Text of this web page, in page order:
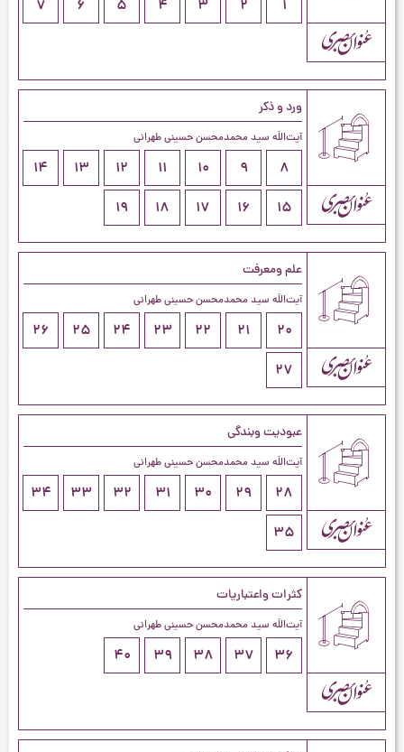
1
2
3
4
5
6
7
ورد و ذکر
آیت‌اللَه سید محمدمحسن حسینی طهرانی
8
9
10
11
12
13
14
15
16
17
18
19
علم ومعرفت
آیت‌اللَه سید محمدمحسن حسینی طهرانی
20
21
22
23
24
25
26
27
عبودیت وبندگی
آیت‌اللَه سید محمدمحسن حسینی طهرانی
28
29
30
31
32
33
34
35
کثرات واعتباریات
آیت‌اللَه سید محمدمحسن حسینی طهرانی
36
37
38
39
40